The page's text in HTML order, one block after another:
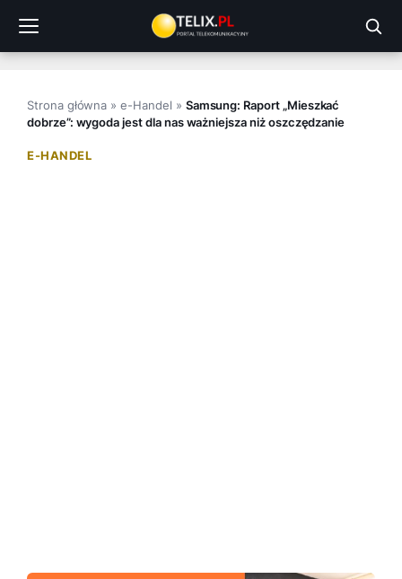
treści
Strona główna »e-Handel » Samsung: Raport „Mieszkać
dobrze”: wygoda jest dla nas ważniejsza niż oszczędzanie
E-HANDEL